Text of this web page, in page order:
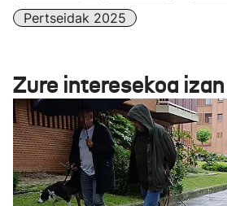
Pertseidak 2025
Zure interesekoa